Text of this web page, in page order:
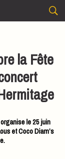
la Fête
le 25 juin
et Coco Diam’s